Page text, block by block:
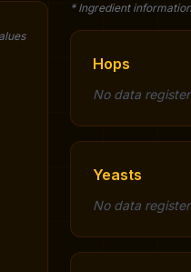
* Ingredient
Hops
No data
Yeasts
No data